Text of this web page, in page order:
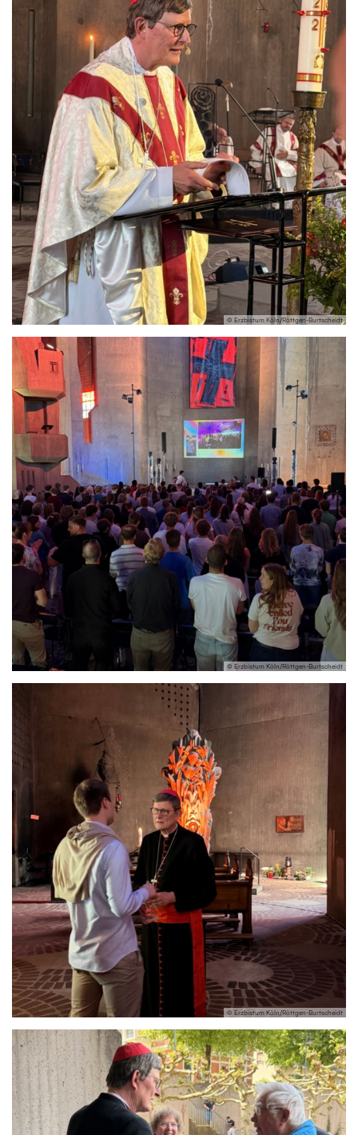
© Erzbistum Köln/Röttgen-Burtscheidt
© Erzbistum Köln/Röttgen-Burtscheidt
© Erzbistum Köln/Röttgen-Burtscheidt